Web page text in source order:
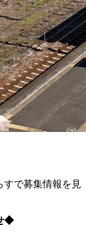
すで募集情報を見
◆